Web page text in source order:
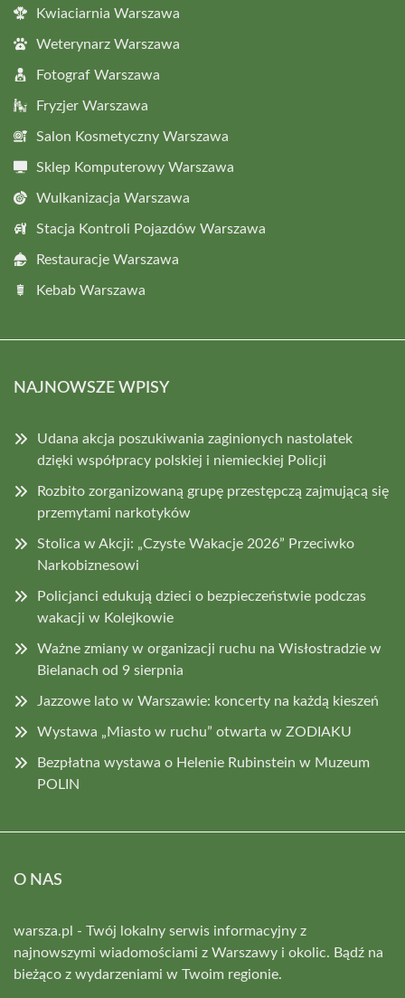
Kwiaciarnia Warszawa
Weterynarz Warszawa
Fotograf Warszawa
Fryzjer Warszawa
Salon Kosmetyczny Warszawa
Sklep Komputerowy Warszawa
Wulkanizacja Warszawa
Stacja Kontroli Pojazdów Warszawa
Restauracje Warszawa
Kebab Warszawa
NAJNOWSZE WPISY
Udana akcja poszukiwania zaginionych nastolatek
dzięki współpracy polskiej i niemieckiej Policji
Rozbito zorganizowaną grupę przestępczą zajmującą się
przemytami narkotyków
Stolica w Akcji: „Czyste Wakacje 2026” Przeciwko
Narkobiznesowi
Policjanci edukują dzieci o bezpieczeństwie podczas
wakacji w Kolejkowie
Ważne zmiany w organizacji ruchu na Wisłostradzie w
Bielanach od 9 sierpnia
Jazzowe lato w Warszawie: koncerty na każdą kieszeń
Wystawa „Miasto w ruchu” otwarta w ZODIAKU
Bezpłatna wystawa o Helenie Rubinstein w Muzeum
POLIN
O NAS
warsza.pl - Twój lokalny serwis informacyjny z
najnowszymi wiadomościami z Warszawy i okolic. Bądź na
bieżąco z wydarzeniami w Twoim regionie.